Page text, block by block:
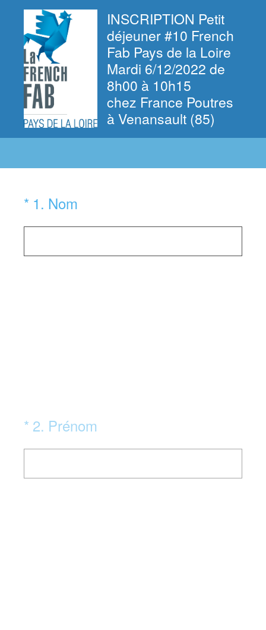
INSCRIPTION Petit
déjeuner #10 French
Fab Pays de la Loire
Mardi 6/12/2022 de
8h00 à 10h15
chez France Poutres
à Venansault (85)
* 1. Nom
(Obligatoire)
* 2. Prénom
(Obligatoire)